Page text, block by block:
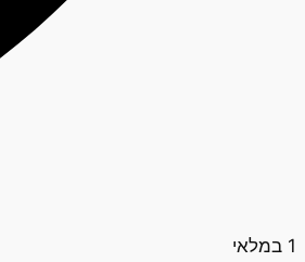
1 במלאי